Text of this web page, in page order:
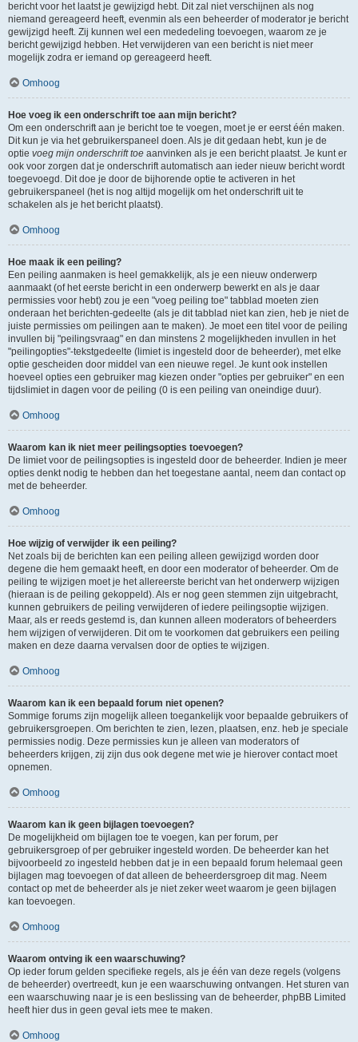
bericht voor het laatst je gewijzigd hebt. Dit zal niet verschijnen als nog
niemand gereageerd heeft, evenmin als een beheerder of moderator je bericht
gewijzigd heeft. Zij kunnen wel een mededeling toevoegen, waarom ze je
bericht gewijzigd hebben. Het verwijderen van een bericht is niet meer
mogelijk zodra er iemand op gereageerd heeft.
Omhoog
Hoe voeg ik een onderschrift toe aan mijn bericht?
Om een onderschrift aan je bericht toe te voegen, moet je er eerst één maken.
Dit kun je via het gebruikerspaneel doen. Als je dit gedaan hebt, kun je de
optie voeg mijn onderschrift toe aanvinken als je een bericht plaatst. Je kunt er
ook voor zorgen dat je onderschrift automatisch aan ieder nieuw bericht wordt
toegevoegd. Dit doe je door de bijhorende optie te activeren in het
gebruikerspaneel (het is nog altijd mogelijk om het onderschrift uit te
schakelen als je het bericht plaatst).
Omhoog
Hoe maak ik een peiling?
Een peiling aanmaken is heel gemakkelijk, als je een nieuw onderwerp
aanmaakt (of het eerste bericht in een onderwerp bewerkt en als je daar
permissies voor hebt) zou je een "voeg peiling toe" tabblad moeten zien
onderaan het berichten-gedeelte (als je dit tabblad niet kan zien, heb je niet de
juiste permissies om peilingen aan te maken). Je moet een titel voor de peiling
invullen bij "peilingsvraag" en dan minstens 2 mogelijkheden invullen in het
"peilingopties"-tekstgedeelte (limiet is ingesteld door de beheerder), met elke
optie gescheiden door middel van een nieuwe regel. Je kunt ook instellen
hoeveel opties een gebruiker mag kiezen onder "opties per gebruiker" en een
tijdslimiet in dagen voor de peiling (0 is een peiling van oneindige duur).
Omhoog
Waarom kan ik niet meer peilingsopties toevoegen?
De limiet voor de peilingsopties is ingesteld door de beheerder. Indien je meer
opties denkt nodig te hebben dan het toegestane aantal, neem dan contact op
met de beheerder.
Omhoog
Hoe wijzig of verwijder ik een peiling?
Net zoals bij de berichten kan een peiling alleen gewijzigd worden door
degene die hem gemaakt heeft, en door een moderator of beheerder. Om de
peiling te wijzigen moet je het allereerste bericht van het onderwerp wijzigen
(hieraan is de peiling gekoppeld). Als er nog geen stemmen zijn uitgebracht,
kunnen gebruikers de peiling verwijderen of iedere peilingsoptie wijzigen.
Maar, als er reeds gestemd is, dan kunnen alleen moderators of beheerders
hem wijzigen of verwijderen. Dit om te voorkomen dat gebruikers een peiling
maken en deze daarna vervalsen door de opties te wijzigen.
Omhoog
Waarom kan ik een bepaald forum niet openen?
Sommige forums zijn mogelijk alleen toegankelijk voor bepaalde gebruikers of
gebruikersgroepen. Om berichten te zien, lezen, plaatsen, enz. heb je speciale
permissies nodig. Deze permissies kun je alleen van moderators of
beheerders krijgen, zij zijn dus ook degene met wie je hierover contact moet
opnemen.
Omhoog
Waarom kan ik geen bijlagen toevoegen?
De mogelijkheid om bijlagen toe te voegen, kan per forum, per
gebruikersgroep of per gebruiker ingesteld worden. De beheerder kan het
bijvoorbeeld zo ingesteld hebben dat je in een bepaald forum helemaal geen
bijlagen mag toevoegen of dat alleen de beheerdersgroep dit mag. Neem
contact op met de beheerder als je niet zeker weet waarom je geen bijlagen
kan toevoegen.
Omhoog
Waarom ontving ik een waarschuwing?
Op ieder forum gelden specifieke regels, als je één van deze regels (volgens
de beheerder) overtreedt, kun je een waarschuwing ontvangen. Het sturen van
een waarschuwing naar je is een beslissing van de beheerder, phpBB Limited
heeft hier dus in geen geval iets mee te maken.
Omhoog